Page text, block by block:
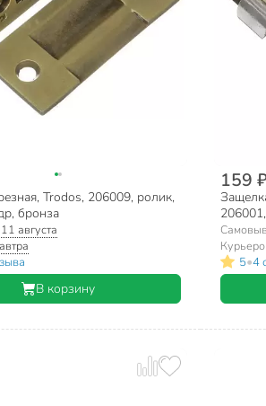
Trodos, 206009, ролик,
бронза
11 августа
В корзину
159
5•4